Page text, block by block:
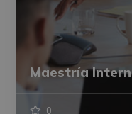
Maestría
0